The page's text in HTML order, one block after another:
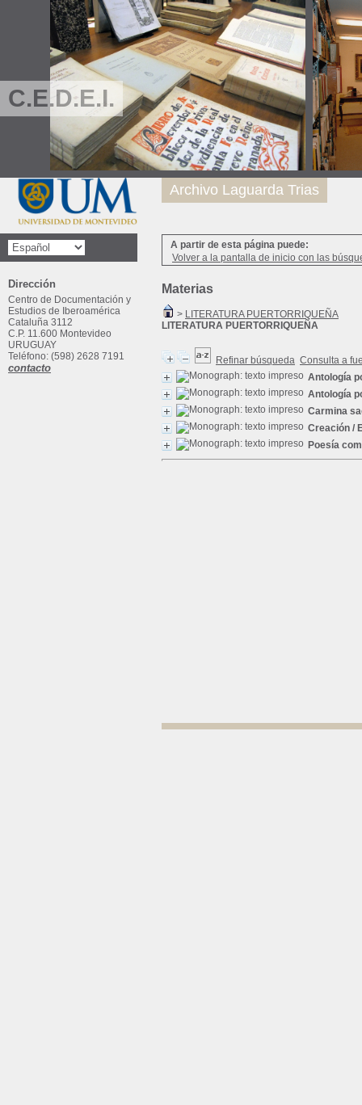
C.E.D.E.I.
A partir de esta página puede:
Volver a la pantalla de inicio con las
Materias
> LITERATURA PUERTORRIQUEÑA
LITERATURA PUERTORRIQUEÑA
Refinar búsqueda Consulta a
Antología
Antología
Carmina
Creación /
Poesía
Archivo Laguarda Trias
Dirección
Centro de Documentación y
Estudios de Iberoamérica
Cataluña 3112
C.P. 11.600 Montevideo
URUGUAY
Teléfono: (598) 2628 7191
contacto